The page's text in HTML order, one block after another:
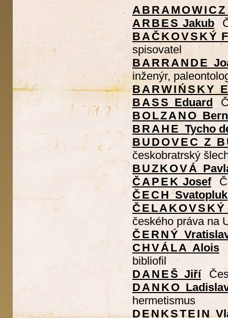
ABRAMOWICZ
ARBES Jakub
BAČKOVSKÝ
spisovatel
BARRANDE
inženýr,
BARWIŃSKY
BASS Eduard
BOLZANO
BRAHE Tycho
BUDOVEC Z
českobratrský
BUZKOVÁ
ČAPEK Josef
ČECHSvatopluk
ČELAKOVSKÝ
českého práva na
ČERNÝ
CHVÁLA Alois
bibliofil
DANEŠ Jiří
DANKO
hermetismus
DENKSTEIN